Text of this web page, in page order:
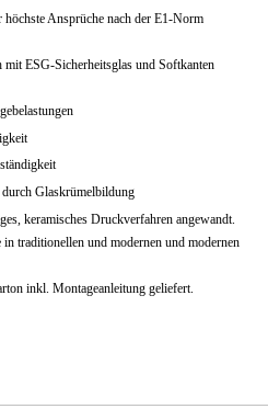
Ansprüche nach der E1-Norm
ESG-Sicherheitsglas und Softkanten
Glaskrümelbildung
keramisches Druckverfahren angewandt.
traditionellen und modernen und modernen
inkl. Montageanleitung geliefert.